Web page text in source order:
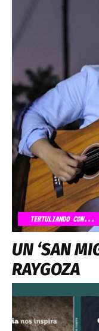
TERTULIANDO CON...
UN ‘SAN
RAYGOZA